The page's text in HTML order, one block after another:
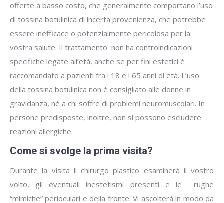
offerte a basso costo, che generalmente comportano l’uso
di tossina botulinica di incerta provenienza, che potrebbe
essere inefficace o potenzialmente pericolosa per la
vostra salute. Il trattamento non ha controindicazioni
specifiche legate all’età, anche se per fini estetici è
raccomandato a pazienti fra i 18 e i 65 anni di età. L’uso
della tossina botulinica non è consigliato alle donne in
gravidanza, né a chi soffre di problemi neuromuscolari. In
persone predisposte, inoltre, non si possono escludere
reazioni allergiche.
Come si svolge la prima visita?
Durante la visita il chirurgo plastico esaminerà il vostro
volto, gli eventuali inestetismi presenti e le rughe
“mimiche” perioculari e della fronte. Vi ascolterà in modo da